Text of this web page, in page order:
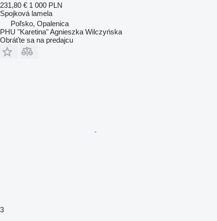
231,80 € 1 000 PLN
Spojková lamela
Poľsko, Opalenica
PHU "Karetina" Agnieszka Wilczyńska
Obráťte sa na predajcu
3